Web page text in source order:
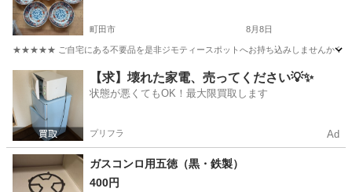
町田市 8月8日
★★★★★ ご自宅にある不要品を是非ジモティースポットへお持ち込みしませんか？
東京 町田市 食器 古伊万里
【求】壊れた家電、売ってください💡✨
状態が悪くてもOK！最大限買取します
プリフラ Ad
ガスコンロ用五徳（黒・鉄製）
400円